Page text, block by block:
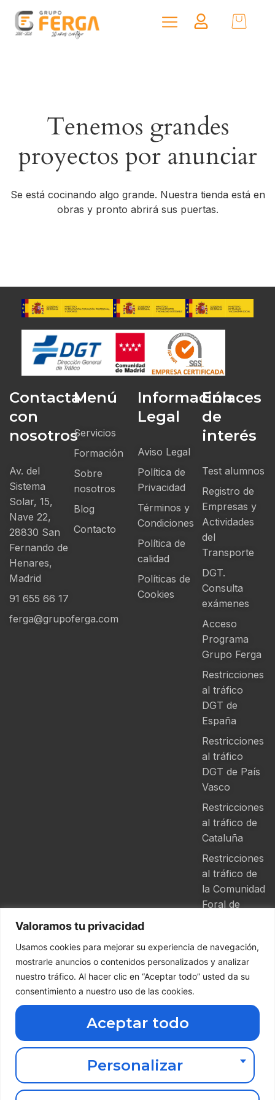
Valoramos tu privacidad
Usamos cookies para mejorar su experiencia de navegación,
mostrarle anuncios o contenidos personalizados y analizar
nuestro tráfico. Al hacer clic en “Aceptar todo” usted da su
consentimiento a nuestro uso de las cookies.
Personalizar
Aceptar todo
Descarga nuestra App de Grupo
Ferga
Haz clic aquí abajo
Tenemos grandes
proyectos por anunciar
Se está cocinando algo grande. Nuestra tienda está en
obras y pronto abrirá sus puertas.
Contacta
con
nosotros
Av. del
Sistema
Solar, 15,
Nave 22,
28830 San
Fernando de
Henares,
Madrid
91 655 66 17
ferga@grupoferga.com
Menú
Servicios
Formación
Sobre
nosotros
Blog
Contacto
Información
Legal
Aviso Legal
Política de
Privacidad
Términos y
Condiciones
Política de
calidad
Políticas de
Cookies
Enlaces
de
interés
Test alumnos
Registro de
Empresas y
Actividades
del
Transporte
DGT.
Consulta
exámenes
Acceso
Programa
Grupo Ferga
Restricciones
al tráfico
DGT de
España
Restricciones
al tráfico
DGT de País
Vasco
Restricciones
al tráfico de
Cataluña
Restricciones
al tráfico de
la Comunidad
Foral de
2026 Grupo
Ferga | Todos
reservados.